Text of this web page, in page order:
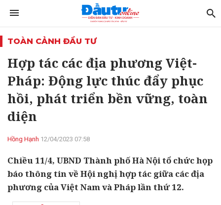
TOÀN CẢNH ĐẦU TƯ
Hợp tác các địa phương Việt-
Pháp: Động lực thúc đẩy phục
hồi, phát triển bền vững, toàn
diện
Hồng Hạnh 12/04/2023 07:58
Chiều 11/4, UBND Thành phố Hà Nội tổ chức họp
báo thông tin về Hội nghị hợp tác giữa các địa
phương của Việt Nam và Pháp lần thứ 12.